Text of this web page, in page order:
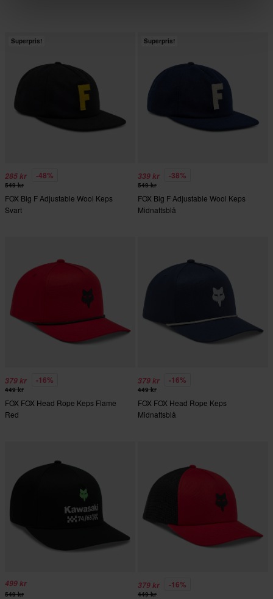
Superpris!
285 kr -48%
549 kr
FOX Big F Adjustable Wool Keps
Svart
Superpris!
339 kr -38%
549 kr
FOX Big F Adjustable Wool Keps
Midnattsblå
379 kr -16%
449 kr
FOX FOX Head Rope Keps Flame
Red
379 kr -16%
449 kr
FOX FOX Head Rope Keps
Midnattsblå
499 kr
549 kr
379 kr -16%
449 kr